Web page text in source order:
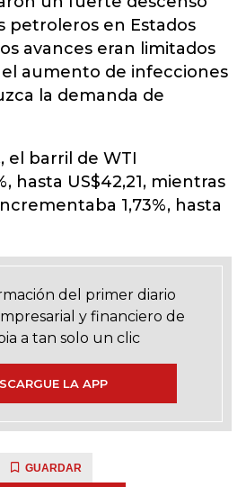
petroleros en Estados
avances eran limitados
aumento de infecciones
la demanda de
el barril de WTI
hasta US$42,21, mientras
1,73%, hasta
del primer diario
y financiero de
a tan solo un clic
LA APP
GUARDAR